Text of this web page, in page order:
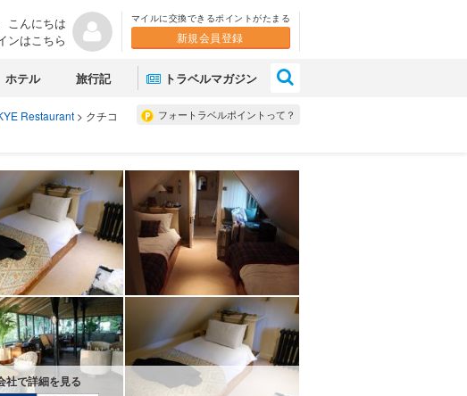
こんにちは
ンはこちら
マイルに交換できるポイントがたまる
新規会員登録
ホテル 旅行記 トラベルマガジン
フォートラベルポイントって？
Restaurant > クチコ
社で詳細を見る